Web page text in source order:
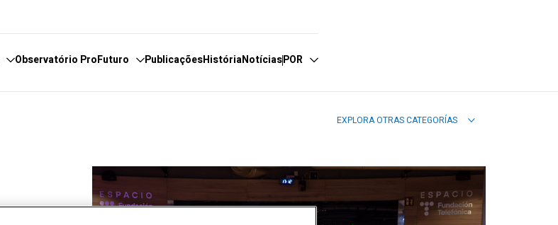
Observatório ProFuturo
Soluções Inovadoras
PublicaçõesHistóriaNotíciasPOR
Português
EXPLORA OTRAS CATEGORÍAS